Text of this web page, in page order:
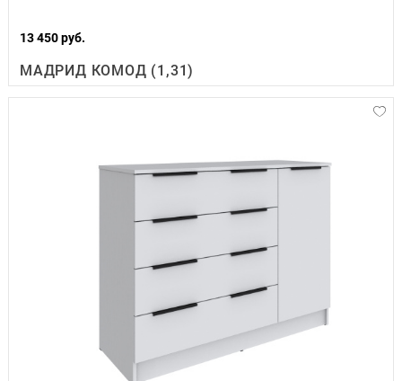
13 450 руб.
МАДРИД КОМОД (1,31)